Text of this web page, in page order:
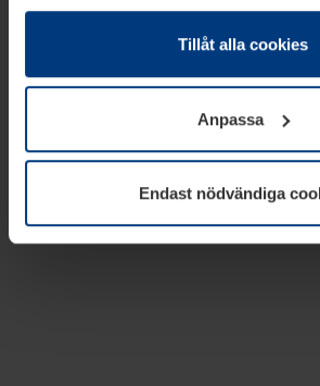
Juridiskt kan vi lagra kakor på din
absolut nödvändiga för driften av den
godkännande kan du när som helst
informationen om kakor under
vår webbplats.
Tillåt alla cookies
Anpassa
Endast nödvändiga